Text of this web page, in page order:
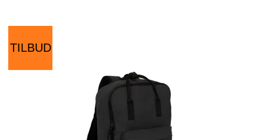
TILBUD